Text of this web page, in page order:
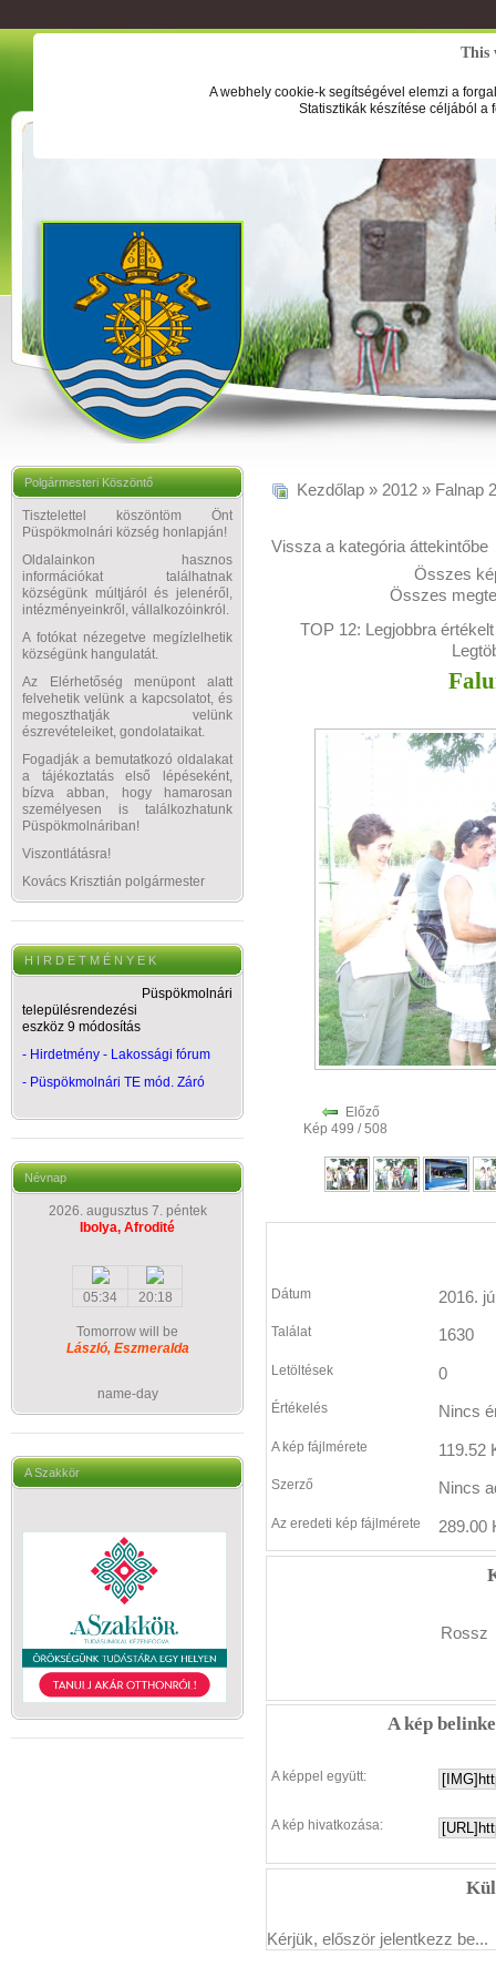
This
A webhely cookie-k segítségével elemzi a
Statisztikák készítése céljából a
Polgármesteri Köszöntő
Tisztelettel köszöntöm Önt
Püspökmolnári község honlapján!
Oldalainkon hasznos
információkat találhatnak
községünk múltjáról és jelenéről,
intézményeinkről, vállalkozóinkról.
A fotókat nézegetve megízlelhetik
községünk hangulatát.
Az Elérhetőség menüpont alatt
felvehetik velünk a kapcsolatot, és
megoszthatják velünk
észrevételeiket, gondolataikat.
Fogadják a bemutatkozó oldalakat
a tájékoztatás első lépéseként,
bízva abban, hogy hamarosan
személyesen is találkozhatunk
Püspökmolnáriban!
Viszontlátásra!
Kovács Krisztián polgármester
H I R D E T M É N Y E K
Püspökmolnári
településrendezési
eszköz 9 módosítás
- Hirdetmény - Lakossági fórum
- Püspökmolnári TE mód. Záró
Névnap
2026. augusztus 7. péntek
Ibolya, Afrodité
05:34 20:18
Tomorrow will be
László, Eszmeralda
name-day
A Szakkör
Kezdőlap » 2012 » Falnap
Vissza a kategória áttekintőbe
Összes
Összes
TOP 12: Legjobbra értékelt
Előző
Kép 499 / 508
Dátum 2016.
Találat 1630
Letöltések 0
Értékelés Nincs
A kép fájlmérete 119.52
Szerző Nincs
Az eredeti kép fájlmérete 289.00
Rossz
A kép
A képpel együtt:
A kép hivatkozása:
Kérjük, először jelentkezz be...